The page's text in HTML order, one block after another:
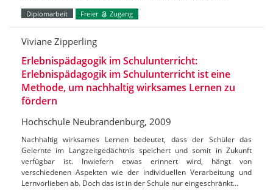
Diplomarbeit Freier Zugang
Viviane Zipperling
Erlebnispädagogik im Schulunterricht:
Erlebnispädagogik im Schulunterricht ist eine
Methode, um nachhaltig wirksames Lernen zu
fördern
Hochschule Neubrandenburg, 2009
Nachhaltig wirksames Lernen bedeutet, dass der Schüler das
Gelernte im Langzeitgedächtnis speichert und somit in Zukunft
verfügbar ist. Inwiefern etwas erinnert wird, hängt von
verschiedenen Aspekten wie der individuellen Verarbeitung und
Lernvorlieben ab. Doch das ist in der Schule nur eingeschränkt…